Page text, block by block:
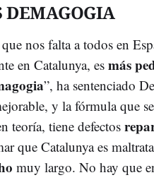
DEMAGOGIA
nos falta a todos en
en Catalunya, es más
”, ha sentenciado
y la fórmula que
teoría, tiene defectos
que Catalunya es
muy largo. No hay que